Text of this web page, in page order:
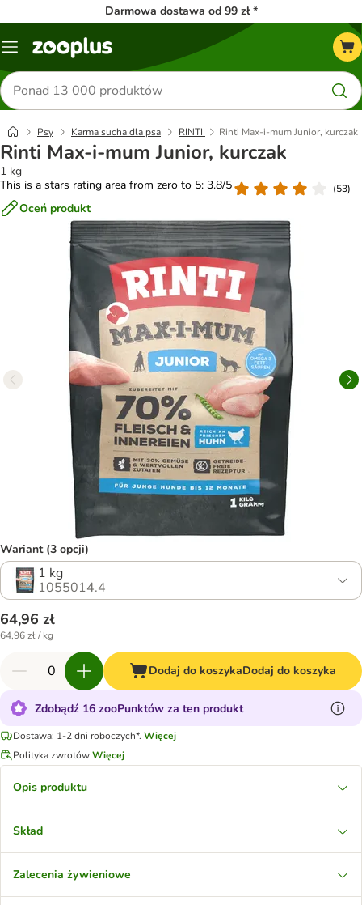
Darmowa dostawa od 99 zł *
Menu
Szukaj
produktów
Psy Karma sucha dla psa RINTI Rinti Max-i-mum Junior, kurczak
Rinti Max-i-mum Junior, kurczak
1 kg
This is a stars rating area from zero to 5: 3.8/5
(53)
Oceń produkt
Wariant (3 opcji)
1 kg
1055014.4
64,96 zł
64,96 zł / kg
Dodaj do koszykaDodaj do koszyka
Zdobądź 16 zooPunktów za ten produkt
Dostawa: 1-2 dni roboczych*. Więcej
Polityka zwrotówWięcej
Opis produktu
Skład
Zalecenia żywieniowe